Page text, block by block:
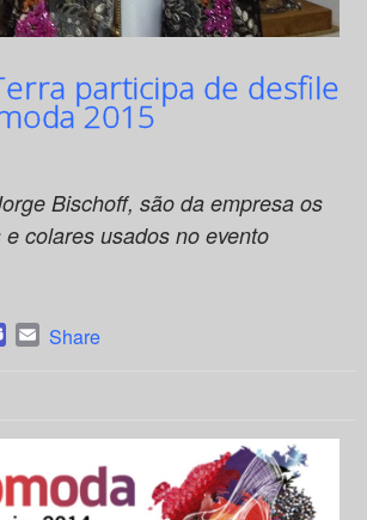
participa de desfile
2015
Bischoff, são da empresa os
e colares usados no evento
TeamsEmail
Share